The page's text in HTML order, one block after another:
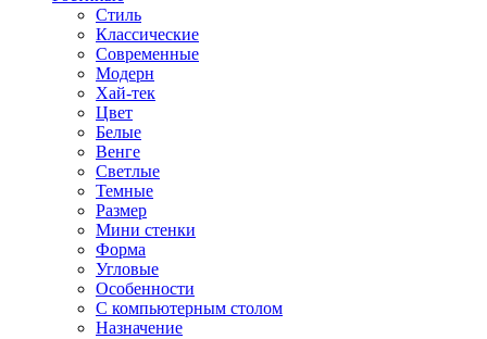
Стиль
Классические
Современные
Модерн
Хай-тек
Цвет
Белые
Венге
Светлые
Темные
Размер
Мини стенки
Форма
Угловые
Особенности
С компьютерным столом
Назначение